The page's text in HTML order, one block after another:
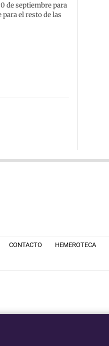
de septiembre para
el resto de las
CONTACTO HEMEROTECA